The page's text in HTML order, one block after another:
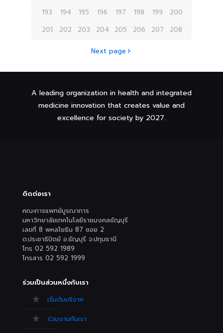
193
194 195 196 197 198 199
200
201
202 203 204 205 206 207 208
Next page
A leading organization in health and integrated
medicine innovation that creates value and
excellence for society by 2027.
ติดต่อเรา
คณะการแพทย์บูรณาการ
มหาวิทยาลัยเทคโนโลยีราชมงคลธัญบุรี
เลขที่ 8 พหลโยธิน 87 ซอย 2
ต.ประชาธิปัตย์ อ.ธัญบุรี จ.ปทุมธานี
โทร 02 592 1989
โทรสาร 02 592 1999
ร่วมเป็นส่วนหนึ่งกับเรา
เริ่มต้นบริจาค
ร่วมงานกับเรา